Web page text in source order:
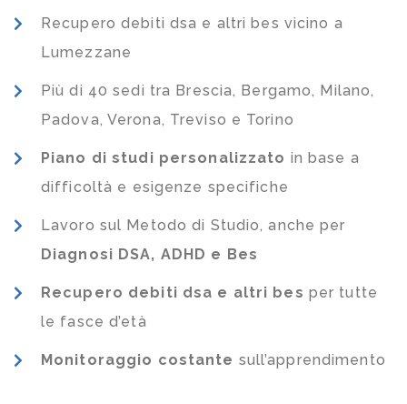
Recupero debiti dsa e altri bes vicino a
Lumezzane
Più di 40 sedi tra Brescia, Bergamo, Milano,
Padova, Verona, Treviso e Torino
Piano di studi personalizzato in base a
difficoltà e esigenze specifiche
Lavoro sul Metodo di Studio, anche per
Diagnosi DSA, ADHD e Bes
Recupero debiti dsa e altri bes per tutte
le fasce d’età
Monitoraggio costante sull’apprendimento